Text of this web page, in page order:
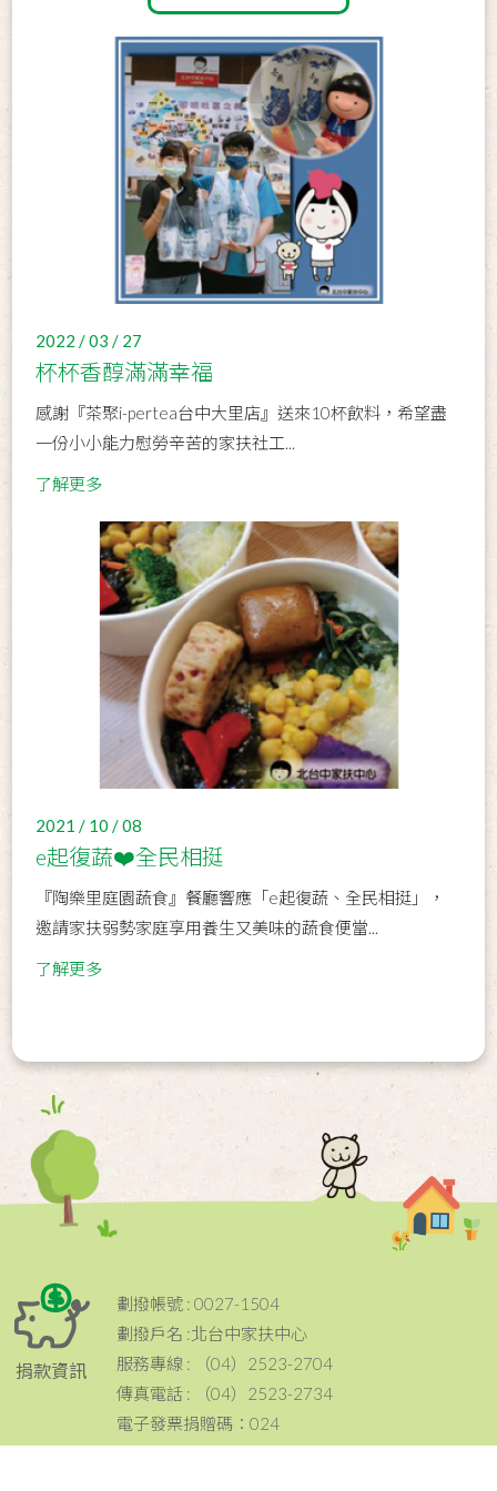
2022 / 03 / 27
杯杯香醇滿滿幸福
感謝『茶聚i-pertea台中大里店』送來10杯飲料，希望盡
一份小小能力慰勞辛苦的家扶社工...
了解更多
2021 / 10 / 08
e起復蔬❤️全民相挺
『陶樂里庭園蔬食』餐廳響應「e起復蔬、全民相挺」，
邀請家扶弱勢家庭享用養生又美味的蔬食便當...
了解更多
捐款資訊
劃撥帳號 : 0027-1504
劃撥戶名 :北台中家扶中心
服務專線 : （04）2523-2704
傳真電話 : （04）2523-2734
電子發票捐贈碼：024